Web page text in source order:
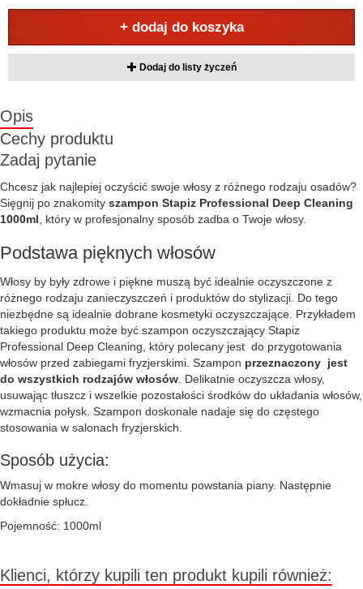
+ dodaj do koszyka
Dodaj do listy życzeń
Opis
Cechy produktu
Zadaj pytanie
Chcesz jak najlepiej oczyścić swoje włosy z różnego rodzaju osadów?
Sięgnij po znakomity szampon Stapiz Professional Deep Cleaning
1000ml , który w profesjonalny sposób zadba o Twoje włosy.
Podstawa pięknych włosów
Włosy by były zdrowe i piękne muszą być idealnie oczyszczone z
różnego rodzaju zanieczyszczeń i produktów do stylizacji. Do tego
niezbędne są idealnie dobrane kosmetyki oczyszczające. Przykładem
takiego produktu może być szampon oczyszczający Stapiz
Professional Deep Cleaning, który polecany jest do przygotowania
włosów przed zabiegami fryzjerskimi. Szampon przeznaczony jest
do wszystkich rodzajów włosów . Delikatnie oczyszcza włosy,
usuwając tłuszcz i wszelkie pozostałości środków do układania włosów,
wzmacnia połysk. Szampon doskonale nadaje się do częstego
stosowania w salonach fryzjerskich.
Sposób użycia:
Wmasuj w mokre włosy do momentu powstania piany. Następnie
dokładnie spłucz.
Pojemność: 1000ml
Klienci, którzy kupili ten produkt kupili również: